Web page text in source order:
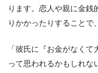
ります。恋人や親に金銭
りかかったりすることで
「彼氏に『お金がなく
って思われるかもしれな